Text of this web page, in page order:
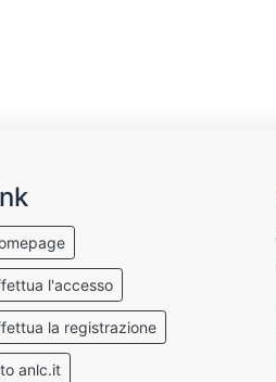
l'accesso
la registrazione
anlc.it